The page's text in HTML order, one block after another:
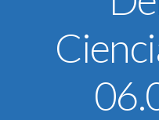
Nuevo Modelo Institucional
Reglamentos
U.C.B. Workspace